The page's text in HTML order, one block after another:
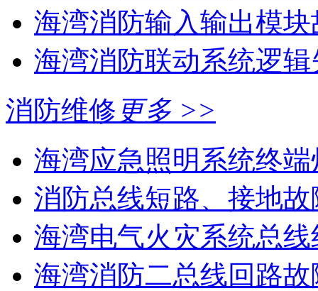
海湾消防输入输出模
海湾消防联动系统逻辑
消防维修 更多 >>
海湾应急照明系统终
消防总线短路、接地故
海湾电气火灾系统总
海湾消防二总线回路